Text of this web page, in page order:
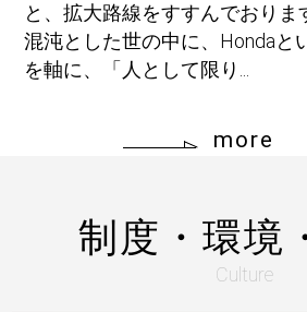
と、拡大路線をすすんでおりま
混沌とした世の中に、Hondaと
を軸に、「人として限り...
more
制度・環境
Culture